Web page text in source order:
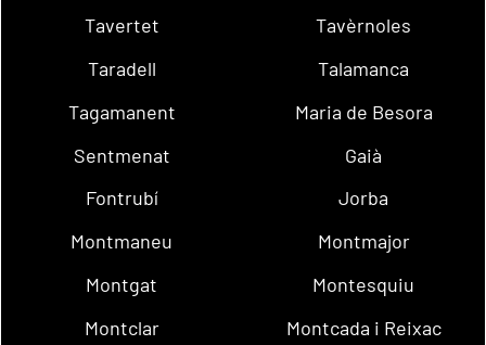
Tavertet
Tavèrnoles
Taradell
Talamanca
Tagamanent
Maria de Besora
Sentmenat
Gaià
Fontrubí
Jorba
Montmaneu
Montmajor
Montgat
Montesquiu
Montclar
Montcada i Reixac